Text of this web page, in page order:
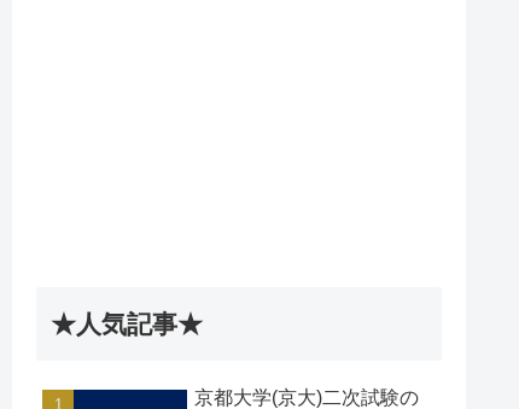
★人気記事★
京都大学(京大)二次試験の